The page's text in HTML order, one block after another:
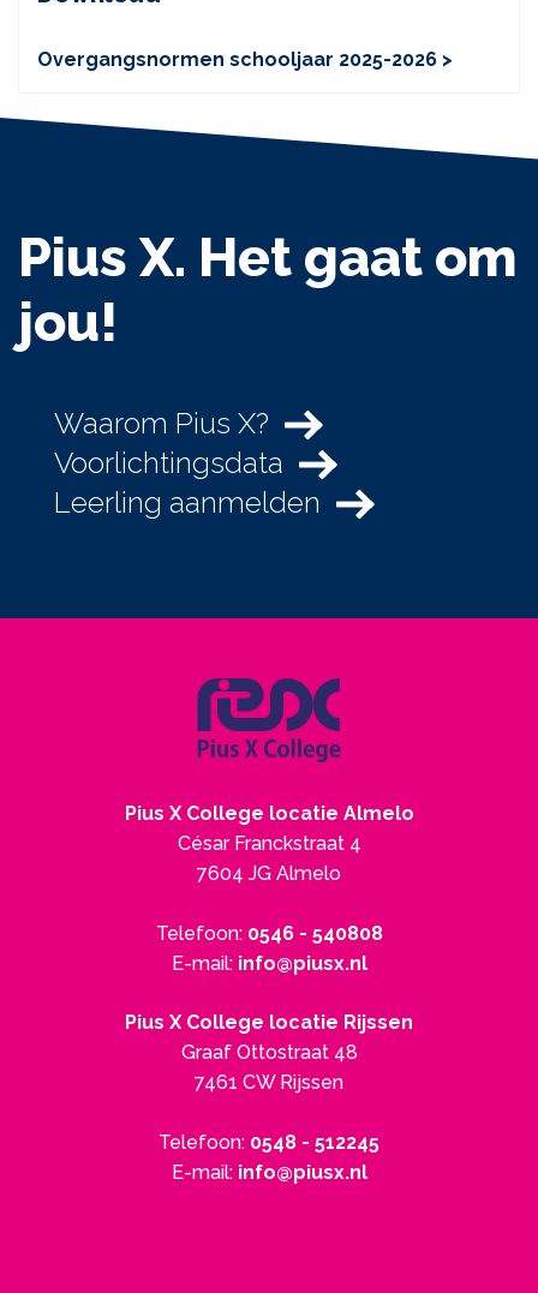
Overgangsnormen schooljaar 2025-2026 >
Pius X. Het gaat om
jou!
Waarom Pius X?
Voorlichtingsdata
Leerling aanmelden
Pius X College locatie Almelo
César Franckstraat 4
7604 JG Almelo
Telefoon: 0546 - 540808
E-mail: info@piusx.nl
Pius X College locatie Rijssen
Graaf Ottostraat 48
7461 CW Rijssen
Telefoon: 0548 - 512245
E-mail: info@piusx.nl